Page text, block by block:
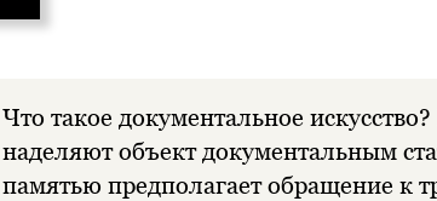
Что такое документальное
наделяют объект документальным
памятью предполагает обращение к